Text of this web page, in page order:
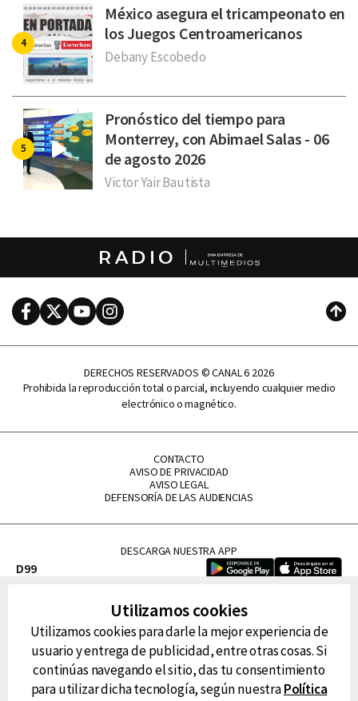
México asegura el tricampeonato en
los Juegos Centroamericanos
Debany Escobedo
Pronóstico del tiempo para
Monterrey, con Abimael Salas - 06
de agosto 2026
Victor Yair Bautista
RADIO
FacebookTwitterYoutubeInstagram
DERECHOS RESERVADOS © CANAL 6 2026
Prohibida la reproducción total o parcial, incluyendo cualquier medio
electrónico o magnético.
CONTACTO
AVISO DE PRIVACIDAD
AVISO LEGAL
DEFENSORÍA DE LAS AUDIENCIAS
DESCARGA NUESTRA APP
D99
FM Tu
RG Deportiva
Classic FM
Utilizamos cookies
Utilizamos cookies para darle la mejor experiencia de
usuario y entrega de publicidad, entre otras cosas. Si
continúas navegando el sitio, das tu consentimiento
para utilizar dicha tecnología, según nuestraPolítica